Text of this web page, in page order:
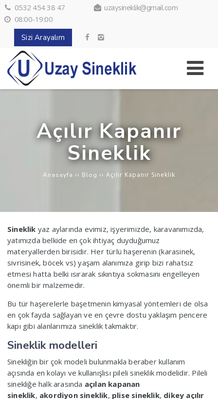
0532 454 38 47
uzaysineklik@gmail.com
08:00-19:00
Sizi Arayalım
Açılır Kapanır
Sineklik
Anasayfa ›› Blog ›› Açılır Kapanır Sineklik
Sineklik yaz aylarında evimiz, işyerimizde, karavanımızda,
yatımızda belkide en çok ihtiyaç duyduğumuz
materyallerden birisidir. Her türlü haşerenin (karasinek,
sivrisinek, böcek vs) yaşam alanımıza girip bizi rahatsız
etmesi hatta belki ısırarak sıkıntıya sokmasını engelleyen
önemli bir malzemedir.
Bu tür haşerelerle başetmenin kimyasal yöntemleri de olsa
en çok fayda sağlayan ve en çevre dostu yaklaşım pencere
kapı gibi alanlarımıza sineklik takmaktır.
Sineklik modelleri
Sinekliğin bir çok modeli bulunmakla beraber kullanım
açısında en kolayı ve kullanışlısı pileli sineklik modelidir. Pileli
sinekliğe halk arasında açılan kapanan
sineklik, akordiyon sineklik, plise sineklik, dikey açılır